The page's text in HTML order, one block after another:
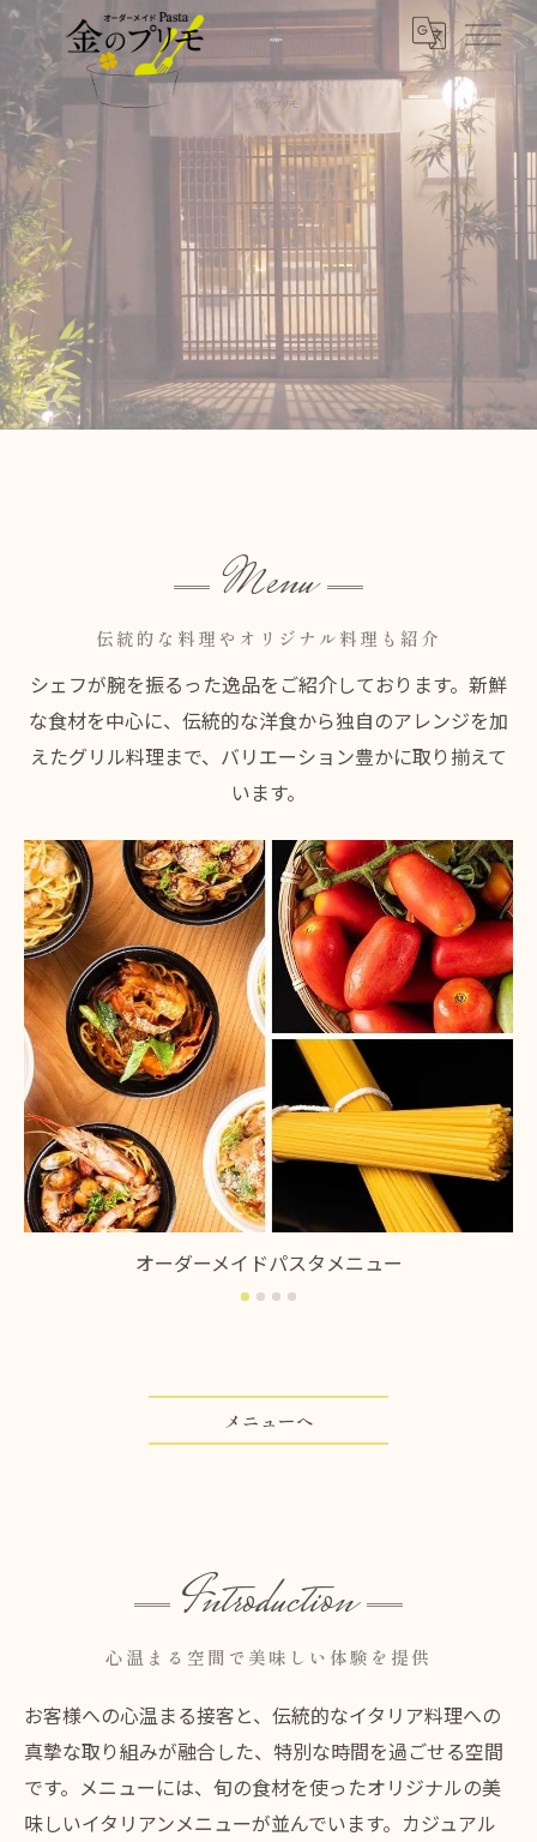
Menu
伝統的な料理やオリジナル料理も紹介
シェフが腕を振るった逸品をご紹介しております。新鮮
な食材を中心に、伝統的な洋食から独自のアレンジを加
えたグリル料理まで、バリエーション豊かに取り揃えて
います。
オーダーメイドパスタメニュー
メニューへ
心温まる空間で美味しい体験を提供
Introduction
お客様への心温まる接客と、伝統的なイタリア料理への
真摯な取り組みが融合した、特別な時間を過ごせる空間
です。メニューには、旬の食材を使ったオリジナルの美
味しいイタリアンメニューが並んでいます。カジュアル